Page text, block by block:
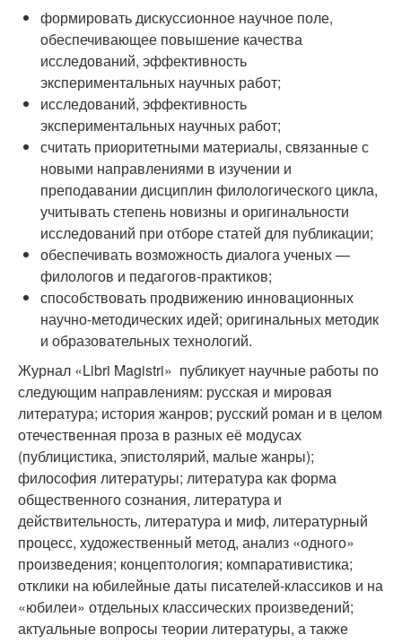
формировать дискуссионное научное поле,
обеспечивающее повышение качества
исследований, эффективность
экспериментальных научных работ;
исследований, эффективность
экспериментальных научных работ;
считать приоритетными материалы, связанные с
новыми направлениями в изучении и
преподавании дисциплин филологического цикла,
учитывать степень новизны и оригинальности
исследований при отборе статей для публикации;
обеспечивать возможность диалога ученых —
филологов и педагогов-практиков;
способствовать продвижению инновационных
научно-методических идей; оригинальных методик
и образовательных технологий.
Журнал «Libri Magistri» публикует научные работы по
следующим направлениям: русская и мировая
литература; история жанров; русский роман и в целом
отечественная проза в разных её модусах
(публицистика, эпистолярий, малые жанры);
философия литературы; литература как форма
общественного сознания, литература и
действительность, литература и миф, литературный
процесс, художественный метод, анализ «одного»
произведения; концептология; компаративистика;
отклики на юбилейные даты писателей-классиков и на
«юбилеи» отдельных классических произведений;
актуальные вопросы теории литературы, а также